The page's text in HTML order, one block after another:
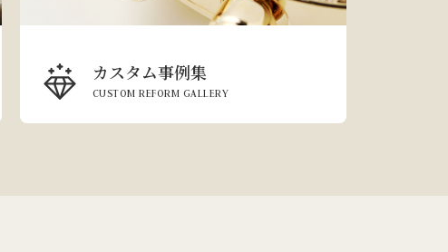
カスタム事例集
CUSTOM REFORM GALLERY